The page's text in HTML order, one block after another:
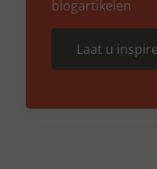
blogartikelen
Laat u